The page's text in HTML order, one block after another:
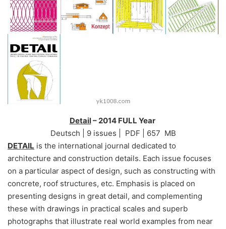
Detail– 2014 FULL Year
Deutsch | 9 issues | PDF | 657 MB
DETAIL is the international journal dedicated to
architecture and construction details. Each issue focuses
on a particular aspect of design, such as constructing with
concrete, roof structures, etc. Emphasis is placed on
presenting designs in great detail, and complementing
these with drawings in practical scales and superb
photographs that illustrate real world examples from near